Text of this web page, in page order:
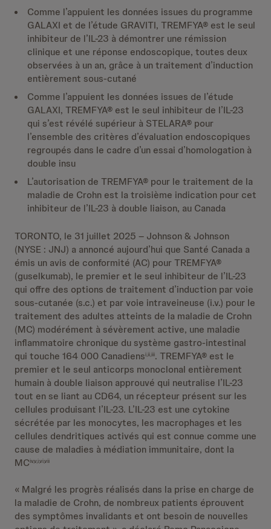
Comme l’appuient les données issues du programme
GALAXI et de l’étude GRAVITI, TREMFYA® est le seul
inhibiteur de l’IL-23 à démontrer une rémission
clinique et une réponse endoscopique, toutes deux
observées à un an, grâce à un traitement d’induction
entièrement sous-cutané
Comme l’appuient les données issues de l’étude
GALAXI, TREMFYA® est le seul inhibiteur de l’IL-23
qui s’est révélé supérieur à STELARA® pour
l’ensemble des critères d’évaluation endoscopiques
regroupés dans le cadre d’un essai d’homologation à
double insu
L’autorisation de TREMFYA® pour le traitement de la
maladie de Crohn est la troisième indication pour cet
inhibiteur de l’IL-23 à double liaison, au Canada
TORONTO, le 31 juillet 2025 – Johnson & Johnson
(NYSE : JNJ) a annoncé aujourd’hui que Santé Canada a
émis un avis de conformité (AC) pour TREMFYA®
(guselkumab), le premier et le seul inhibiteur de l’IL-23
qui offre des options de traitement d’induction par voie
sous-cutanée (s.c.) et par voie intraveineuse (i.v.) pour le
traitement des adultes atteints de la maladie de Crohn
(MC) modérément à sévèrement active, une maladie
inflammatoire chronique du système gastro-intestinal
qui touche 164 000 Canadiensi,ii,iii. TREMFYA® est le
premier et le seul anticorps monoclonal entièrement
humain à double liaison approuvé qui neutralise l’IL-23
tout en se liant au CD64, un récepteur présent sur les
cellules produisant l’IL-23. L’IL-23 est une cytokine
sécrétée par les monocytes, les macrophages et les
cellules dendritiques activés qui est connue comme une
cause de maladies à médiation immunitaire, dont la
MCiv,v,i,vi,vii
« Malgré les progrès réalisés dans la prise en charge de
la maladie de Crohn, de nombreux patients éprouvent
des symptômes invalidants et ont besoin de nouvelles